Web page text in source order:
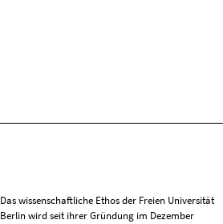
Das wissenschaftliche Ethos der Freien Universität
Berlin wird seit ihrer Gründung im Dezember